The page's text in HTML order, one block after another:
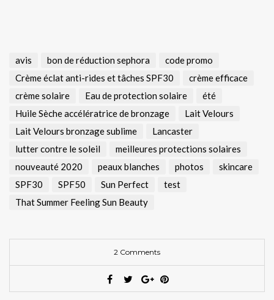
avis bon de réduction sephora
code promo
Crème éclat anti-rides et tâches SPF30
crème efficace
crème solaire
Eau de protection solaire
été
Huile Sèche accélératrice de bronzage
Lait Velours
Lait Velours bronzage sublime
Lancaster
lutter contre le soleil
meilleures protections solaires
nouveauté 2020
peaux blanches photos
skincare
SPF30
SPF50 Sun Perfect
test
That Summer Feeling Sun Beauty
2 Comments